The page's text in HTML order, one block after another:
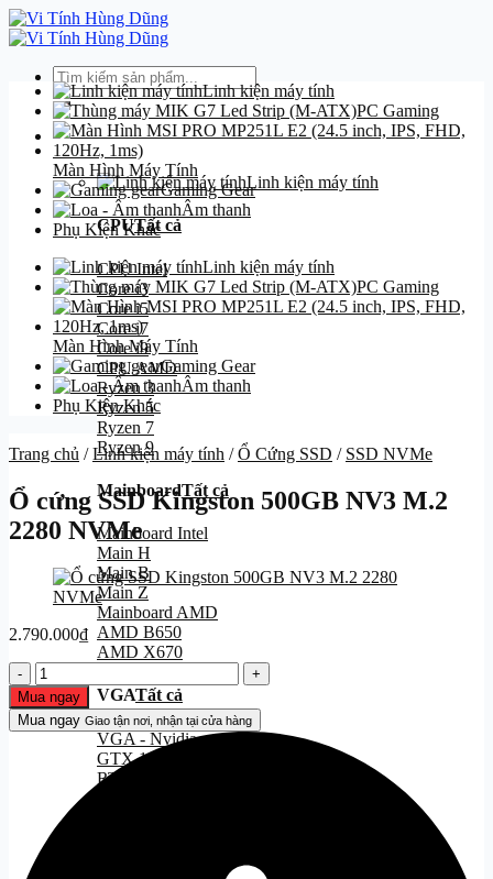
Bỏ
qua
dung
Tìm
kiếm:
Danh mục
Linh kiện máy tính
CPUTất cả
CPU Intel
Core i3
Core i5
Core i7
Core i9
CPU AMD
Ryzen 3
Ryzen 5
Ryzen 7
Ryzen 9
MainboardTất cả
Mainboard Intel
Main H
Main B
Main Z
Mainboard AMD
AMD B650
AMD X670
VGATất cả
VGA - Nvidia
GTX 1000 Series
RTX 2000 Series
Linh kiện máy tính
PC Gaming
Màn Hình Máy Tính
Gaming Gear
Âm thanh
Phụ Kiện Khác
Linh kiện máy tính
PC Gaming
Màn Hình Máy Tính
Gaming Gear
Âm thanh
Phụ Kiện Khác
Trang chủ / Linh kiện máy tính / Ổ Cứng SSD / SSD NVMe
Ổ cứng SSD Kingston 500GB NV3 M.2
2280 NVMe
2.790.000₫
Ổ
cứng
SSD
Kingston
2280
NVMe
số
lượng
Mua ngay
Mua ngay Giao tận nơi, nhận tại cửa hàng